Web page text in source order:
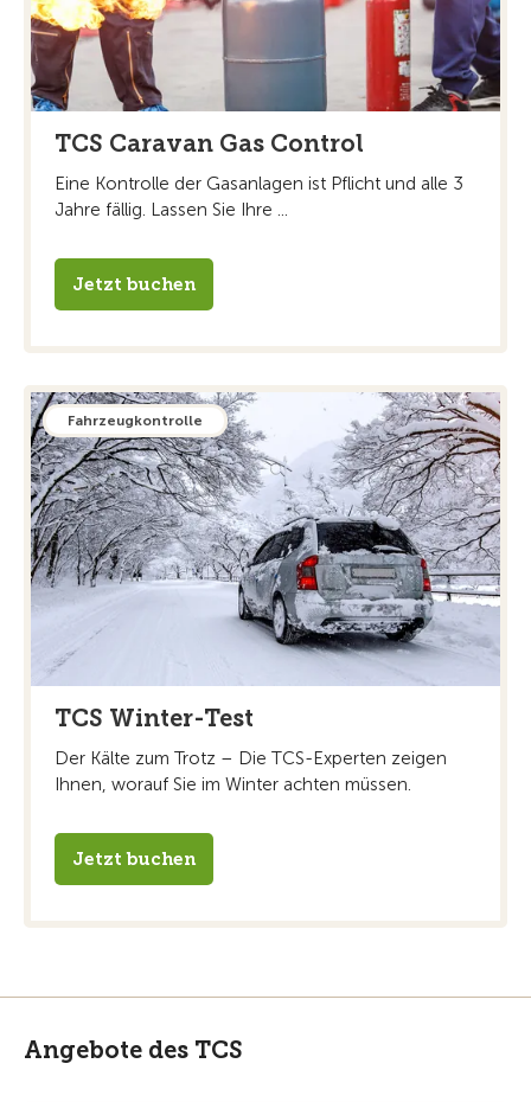
TCS Caravan Gas Control
Eine Kontrolle der Gasanlagen ist Pflicht und alle 3
Jahre fällig. Lassen Sie Ihre ...
Jetzt buchen
Fahrzeugkontrolle
TCS Winter-Test
Der Kälte zum Trotz – Die TCS-Experten zeigen
Ihnen, worauf Sie im Winter achten müssen.
Jetzt buchen
Angebote des TCS